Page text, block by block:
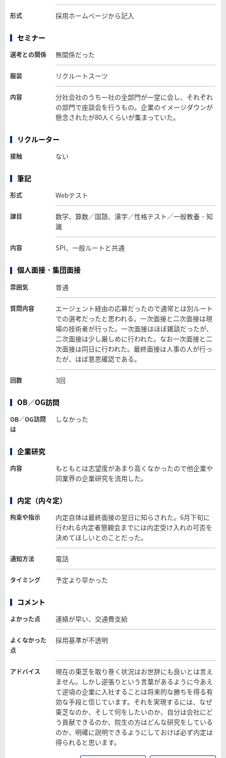
形式 採用ホームページから記入
セミナー
選考との関係 無関係だった
服装 リクルートスーツ
内容
分社会社のうち一社の全部門が一堂に会し、それぞれ
の部門で座談会を行うもの。企業のイメージダウンが
懸念されたが80人くらいが集まっていた。
リクルーター
接触 ない
筆記
形式 Webテスト
課目
数学、算数／国語、漢字／性格テスト／一般教養・知
識
内容 SPI、一般ルートと共通
個人面接・集団面接
雰囲気 普通
質問内容
エージェント経由の応募だったので通常とは別ルート
での選考だったと思われる。一次面接と二次面接は現
場の技術者が行った。一次面接はほぼ雑談だったが、
二次面接は少し厳しめに行われた。なお一次面接と二
次面接は同日に行われた。最終面接は人事の人が行っ
たが、ほぼ意思確認である。
回数 3回
OB／OG訪問
OB／OG訪問
は
しなかった
企業研究
内容
もともとは志望度があまり高くなかったので他企業や
同業界の企業研究を流用した。
内定（内々定）
拘束や指示
内定自体は最終面接の翌日に知らされた。6月下旬に
行われる内定者懇親会までには内定受け入れの可否を
決めてほしいとのことだった。
通知方法 電話
タイミング 予定より早かった
コメント
よかった点 連絡が早い、交通費支給
よくなかった
点
採用基準が不透明
アドバイス
現在の東芝を取り巻く状況はお世辞にも良いとは言え
ません。しかし逆張りという言葉があるように今あえ
て逆境の企業に入社することは将来的な勝ちを得る有
効な手段と信じています。それを実現するには、なぜ
東芝なのか、そして何をしたいのか、自分は会社にど
う貢献できるのか、院生の方はどんな研究をしている
のか、明確に説明できるようにしておけば必ず内定は
得られると思います。